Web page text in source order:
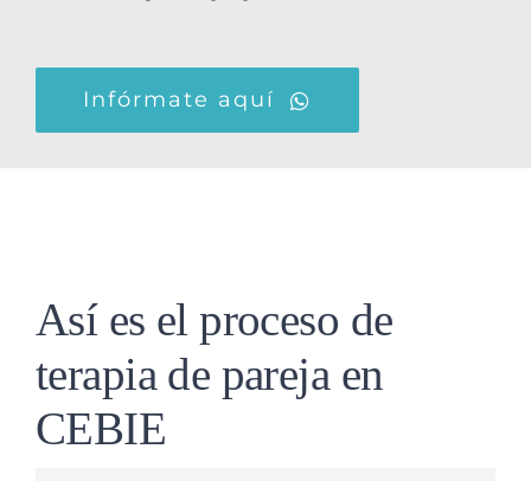
Infórmate aquí
Así es el proceso de
terapia de pareja en
CEBIE